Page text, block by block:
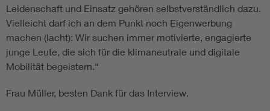
Leidenschaft und Einsatz gehören selbstverständlich dazu.
Vielleicht darf ich an dem Punkt noch Eigenwerbung
machen (lacht): Wir suchen immer motivierte, engagierte
junge Leute, die sich für die klimaneutrale und digitale
Mobilität begeistern.“
Frau Müller, besten Dank für das Interview.